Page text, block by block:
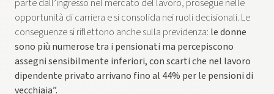
parte dall’ingresso nel mercato del lavoro, prosegue nelle
opportunità di carriera e si consolida nei ruoli decisionali. Le
conseguenze si riflettono anche sulla previdenza: le donne
sono più numerose tra i pensionati ma percepiscono
assegni sensibilmente inferiori, con scarti che nel lavoro
dipendente privato arrivano fino al 44% per le pensioni di
vecchiaia”.